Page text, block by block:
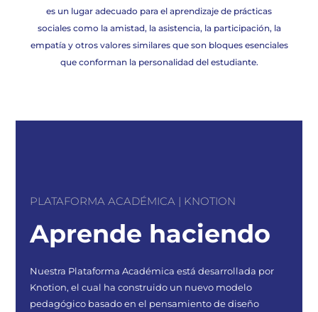
es un lugar adecuado para el aprendizaje de prácticas
sociales como la amistad, la asistencia, la participación, la
empatía y otros valores similares que son bloques esenciales
que conforman la personalidad del estudiante.
PLATAFORMA ACADÉMICA | KNOTION
Aprende haciendo
Nuestra Plataforma Académica está desarrollada por
Knotion, el cual ha construido un nuevo modelo
pedagógico basado en el pensamiento de diseño